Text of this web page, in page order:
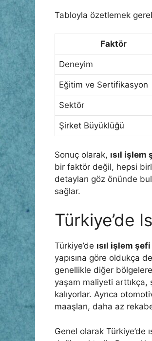
Tabloyla özetlemek
Faktör
Deneyim
Eğitim ve Sertifikasyon
Sektör
Şirket Büyüklüğü
Sonuç olarak, ısıl
bir faktör değil, hepsi
detayları göz önünde
sağlar.
Türkiye’de
Türkiye’de ısıl işlem
yapısına göre oldukça
genellikle diğer
yaşam maliyeti arttıkça,
kalıyorlar. Ayrıca
maaşları, daha az
Genel olarak Türkiye’de